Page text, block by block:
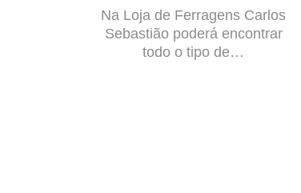
Na Loja de Ferragens Carlos
Sebastião poderá encontrar
todo o tipo de…